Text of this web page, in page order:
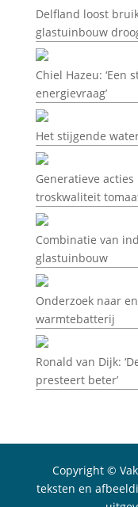
Delfland loost
glastuinbouw
Chiel Hazeu: ‘Een
energievraag’
Het stijgende
Generatieve
troskwaliteit
Combinatie van
glastuinbouw
Onderzoek naar
warmtebatterij
Ronald van Dijk:
presteert beter’
Copyright ©
teksten en